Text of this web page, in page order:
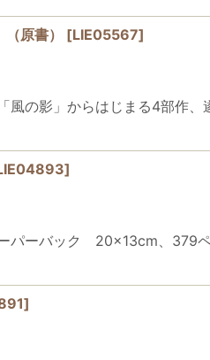
原書） [LIE05567]
の影」からはじまる4部作、
]
パーバック 20×13cm、379
]